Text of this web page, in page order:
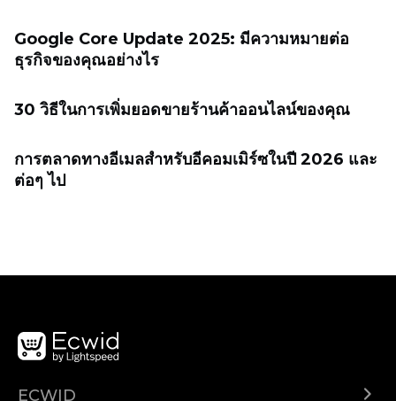
Google Core Update 2025: มีความหมายต่อ
ธุรกิจของคุณอย่างไร
30 วิธีในการเพิ่มยอดขายร้านค้าออนไลน์ของคุณ
การตลาดทางอีเมลสำหรับอีคอมเมิร์ซในปี 2026 และ
ต่อๆ ไป
ECWID